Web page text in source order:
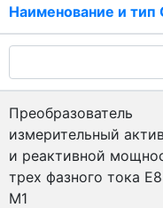
Наименование и тип
Преобразователь
измерительный
и реактивной
трех фазного тока
М1